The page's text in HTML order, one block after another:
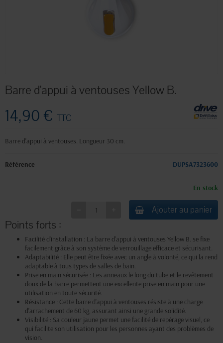
Barre d'appui à ventouses Yellow B.
14,90 € TTC
Barre d'appui à ventouses. Longueur 30 cm.
Référence DUPSA7323600
En stock
Ajouter au panier
Points forts :
Facilité d'installation : La barre d'appui à ventouses Yellow B. se fixe
facilement grâce à son système de verrouillage efficace et sécurisant.
Adaptabilité : Elle peut être fixée avec un angle à volonté, ce qui la rend
adaptable à tous types de salles de bain.
Prise en main sécurisée : Les anneaux le long du tube et le revêtement
doux de la barre permettent une excellente prise en main pour une
utilisation en toute sécurité.
Résistance : Cette barre d'appui à ventouses résiste à une charge
d'arrachement de 60 kg, assurant ainsi une grande solidité.
Visibilité : Sa couleur jaune permet une facilité de repérage visuel, ce
qui facilite son utilisation pour les personnes ayant des problèmes de
vision.